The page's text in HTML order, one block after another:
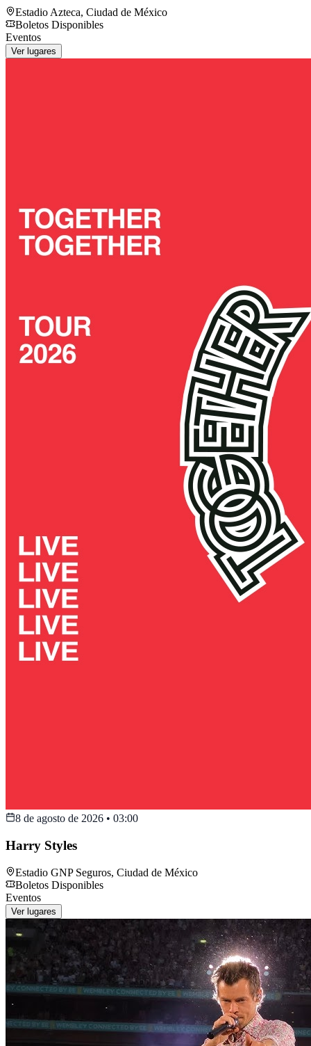
Estadio Azteca, Ciudad de México
Boletos Disponibles
Eventos
Ver lugares
8 de agosto de 2026 • 03:00
Harry Styles
Estadio GNP Seguros, Ciudad de México
Boletos Disponibles
Eventos
Ver lugares